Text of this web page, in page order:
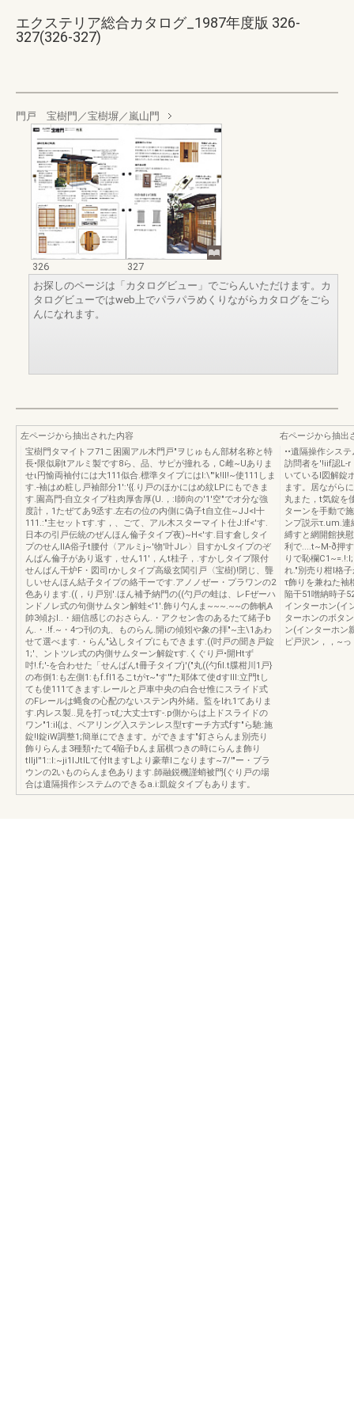
エクステリア総合カタログ_1987年度版 326-
327(326-327)
門戸 宝樹門／宝樹塀／嵐山門
326
327
お探しのページは「カタログビュー」でごらんいただけます。カ
タログビューではweb上でパラパラめくりながらカタログをごら
んになれます。
左ページから抽出された内容
宝樹門タマイトフ71こ困園アル木門戸"ヲじゅもん部材名称と特
長•限似刷tアルミ製です8ら、品、サピが撞れる，C雌~Uありま
せι円愉両袖付には大111似合.標準タイプにはl:\"'k!ll!~使111しま
す.-袖はめ粧し戸袖部分1':'{{.り戸のほかにはめ紋LPにもできま
す.園高門-自立タイプ柱肉厚舎厚(U.，:l師向の'1'空"でオ分な強
度計，1たぜてあ9丞す.左右の位の内側に偽子t自立住~JJ<I十
111.:"主セットτす.す，、ごて、アル木スターマイト仕J:If<'す.
日本の引戸伝統のぜんほん倫子タイプ夜)~H<'す.目す倉しタイ
プのせんIlA俗子t腰付〈アルミj~'物'叶Jレ〉目すかLタイプのぞ
んぱん倫子があり返す，せん11'，んt桂子，.すかしタイプ限付
せんばん干炉F・図司rかしタイプ高級玄関引戸〈宝樹)!閉じ、聾
しいせんほん結子タイプの絡干ーです.アノノぜー・プラワンの2
色あります.((，り戸別'.ほん補予納門の((勺戸の蛙は、レFぜーハ
ンドノレ式の句側サムタン解蛙<'1'.飾り勺んま~~~.~~の飾帆A
帥3傾おl..・細信感じのおさらん.・アクセン舎のあるたて緒子b
ん.・.!f.~・4つ刊の丸、ものらん.開iの傾矧や象の拝"~主\1あわ
せて選べます.・らん"込しタイプにもできます.((吋戸の聞き戸錠
1;'、ントツレ式の内側サムターン解錠τす.くぐり戸•開Htず
吋!.f;'-を合わせた「せんばんt冊子タイプj'("丸((勺fil.t牒柑川1戸}
の布倒1:も左側1:もf.fI1るこtがτ~"す'"た耶体て使dすlll:立門tし
ても使111てきます.レールと戸車中央の白合せ惟にスライド式
のFレールは蝿食の心配のないステン内外緒。監をIれ1てありま
す.内レス製..見を打っτむ大丈士τす-.p側からは上ドスライドの
ワン"1:il{は、ベアリング入ステンレス型τすーチ方式fす"ら馳:施
錠!I錠iW調整1;簡単にできます。ができます"釘さらんま別売り
飾りらんま3種類•たて4陥子bんま届棋つきの時にらんま飾り
tIIjl''1::I:~ji1lJtILて付ItますLより豪華lこなります~7/'"ー・ブラ
ウンの2いものらんま色あります.師融鋭機謹蛸被門{ぐり戸の場
合は遺隔揖作システムのできるa.i:凱錠タイプもあります。
右ページから抽出
••遺隔操作シス
訪問者を'!iif認L-r
いているI図解錠
ます。居ながら
丸また，t気錠を
ターンを手動で
ンプ説示τ.um.連
縛すと網開館挟
利で....t~M-ð押
りで恥欄
れ."別売り柑l格
τ飾りを兼ねた袖
陥干51噌納時子
インターホン(イ
ターホンのボタ
ン(インターホン
ピ戸沢ン，，~